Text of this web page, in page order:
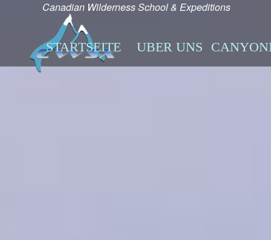
Canadian Wilderness School & Expeditions
STARTSEITE UBER UNS